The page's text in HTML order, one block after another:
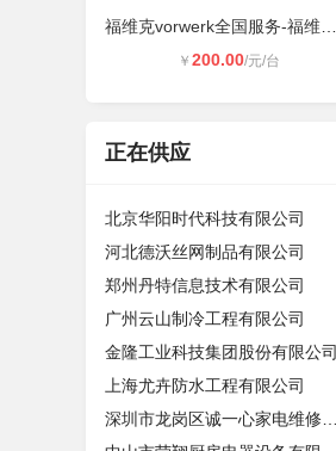
￥ 200.00/元/台
正在供应
北京华阳时代科技有限公司
河北德沃丝网制品有限公司
郑州丹特信息技术有限公司
广州云山制冷工程有限公司
金隆工业科技集团股份有限公司
上海尤卉防水工程有限公司